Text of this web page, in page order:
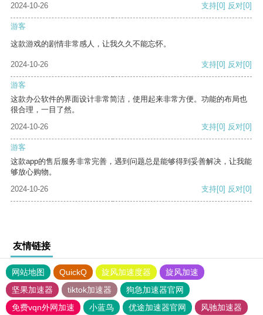
2024-10-26 支持[0] 反对[0]
游客
这款游戏的剧情非常感人，让我久久不能忘怀。
2024-10-26 支持[0] 反对[0]
游客
这款办公软件的界面设计非常简洁，使用起来非常方便。功能的布局也
很合理，一目了然。
2024-10-26
支持[0] 反对[0]
游客
这款app的售后服务非常完善，遇到问题总是能够得到妥善解决，让我能
够放心购物。
2024-10-26
支持[0] 反对[0]
友情链接
网站地图 QuickQ 旋风加速度器
旋风加速
坚果加速器
tiktok加速器
狗急加速器官网
免费vqn外网加速
小蓝鸟 优途加速器官网
风驰加速器